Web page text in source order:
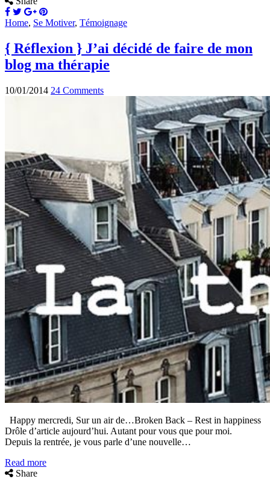
Home, Se Motiver, Témoignage
{ Réflexion } J’ai décidé de faire de mon
blog ma thérapie
10/01/2014 24 Comments
Happy mercredi, Sur un air de…Broken Back – Rest in happiness
Drôle d’article aujourd’hui. Autant pour vous que pour moi.
Depuis la rentrée, je vous parle d’une nouvelle…
Read more
Share